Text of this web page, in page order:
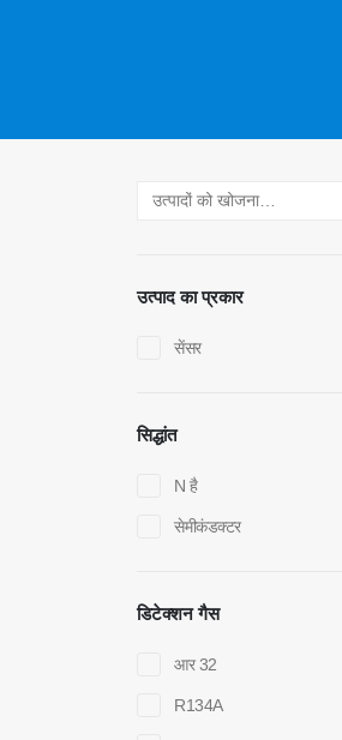
उत्पाद का प्रकार
सेंसर
सिद्धांत
N है
सेमीकंडक्टर
डिटेक्शन गैस
आर 32
R134A